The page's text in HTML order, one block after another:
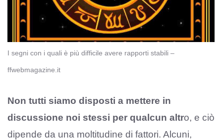
I segni con i quali è più difficile avere rapporti stabili –
ffwebmagazine.it
Non tutti siamo disposti a mettere in
discussione noi stessi per qualcun altro, e ciò
dipende da una moltitudine di fattori. Alcuni,